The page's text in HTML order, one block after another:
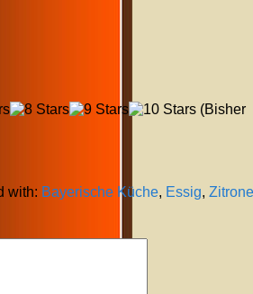
(Bisher
with: Bayerische Küche, Essig, Zitrone